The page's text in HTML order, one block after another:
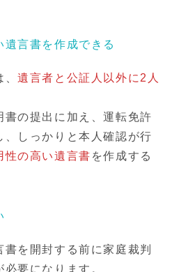
言書を作成できる
、遺言者と公証人以外に2人
書の提出に加え、運転免許
しっかりと本人確認が行
性の高い遺言書 を作成する
を開封する前に家庭裁判
必要になります。